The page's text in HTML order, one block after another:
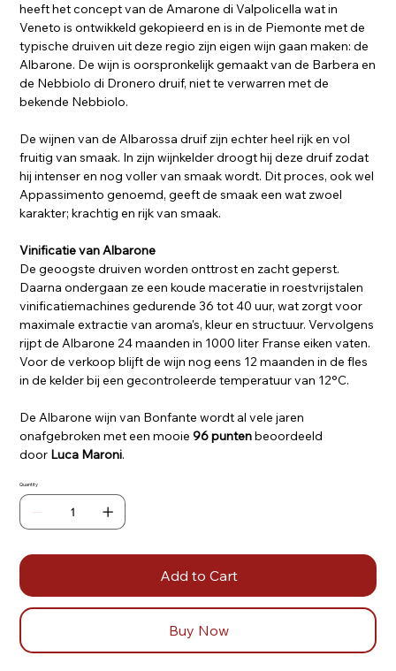
heeft het concept van de Amarone di Valpolicella wat in
Veneto is ontwikkeld gekopieerd en is in de Piemonte met de
typische druiven uit deze regio zijn eigen wijn gaan maken: de
Albarone. De wijn is oorspronkelijk gemaakt van de Barbera en
de Nebbiolo di Dronero druif, niet te verwarren met de
bekende Nebbiolo.
De wijnen van de Albarossa druif zijn echter heel rijk en vol
fruitig van smaak. In zijn wijnkelder droogt hij deze druif zodat
hij intenser en nog voller van smaak wordt. Dit proces, ook wel
Appassimento genoemd, geeft de smaak een wat zwoel
karakter; krachtig en rijk van smaak.
Vinificatie van Albarone
De geoogste druiven worden onttrost en zacht geperst.
Daarna ondergaan ze een koude maceratie in roestvrijstalen
vinificatiemachines gedurende 36 tot 40 uur, wat zorgt voor
maximale extractie van aroma's, kleur en structuur. Vervolgens
rijpt de Albarone 24 maanden in 1000 liter Franse eiken vaten.
Voor de verkoop blijft de wijn nog eens 12 maanden in de fles
in de kelder bij een gecontroleerde temperatuur van 12°C.
De Albarone wijn van Bonfante wordt al vele jaren
onafgebroken met een mooie96 puntenbeoordeeld
door Luca Maroni.
Quantity
Add to Cart
Buy Now